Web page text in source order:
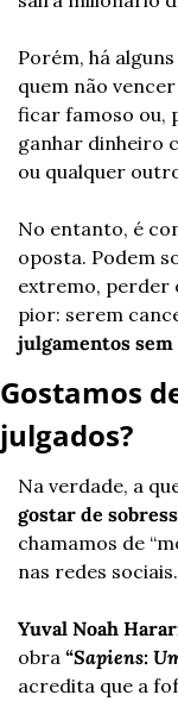
Porém, há
quem não
ficar famoso ou,
ganhar dinheiro
ou qualquer
No entanto, é
oposta. Podem
extremo, perder
pior: serem
julgamentos
Gostamos
julgados?
Na verdade, a
gostar de
chamamos de
nas redes sociais.
Yuval Noah
obra “Sapiens:
acredita que a